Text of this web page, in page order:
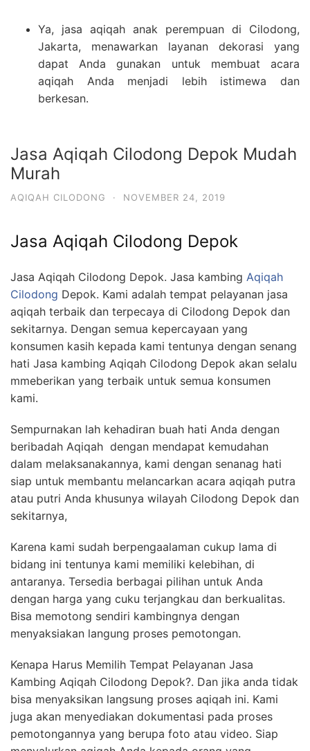
Ya, jasa aqiqah anak perempuan di Cilodong,
Jakarta, menawarkan layanan dekorasi yang
dapat Anda gunakan untuk membuat acara
aqiqah Anda menjadi lebih istimewa dan
berkesan.
Jasa Aqiqah Cilodong Depok Mudah
Murah
AQIQAH CILODONG · NOVEMBER 24, 2019
Jasa Aqiqah Cilodong Depok
Jasa Aqiqah Cilodong Depok. Jasa kambing Aqiqah
Cilodong Depok. Kami adalah tempat pelayanan jasa
aqiqah terbaik dan terpecaya di Cilodong Depok dan
sekitarnya. Dengan semua kepercayaan yang
konsumen kasih kepada kami tentunya dengan senang
hati Jasa kambing Aqiqah Cilodong Depok akan selalu
mmeberikan yang terbaik untuk semua konsumen
kami.
Sempurnakan lah kehadiran buah hati Anda dengan
beribadah Aqiqah dengan mendapat kemudahan
dalam melaksanakannya, kami dengan senanag hati
siap untuk membantu melancarkan acara aqiqah putra
atau putri Anda khusunya wilayah Cilodong Depok dan
sekitarnya,
Karena kami sudah berpengaalaman cukup lama di
bidang ini tentunya kami memiliki kelebihan, di
antaranya. Tersedia berbagai pilihan untuk Anda
dengan harga yang cuku terjangkau dan berkualitas.
Bisa memotong sendiri kambingnya dengan
menyaksiakan langung proses pemotongan.
Kenapa Harus Memilih Tempat Pelayanan Jasa
Kambing Aqiqah Cilodong Depok?. Dan jika anda tidak
bisa menyaksikan langsung proses aqiqah ini. Kami
juga akan menyediakan dokumentasi pada proses
pemotongannya yang berupa foto atau video. Siap